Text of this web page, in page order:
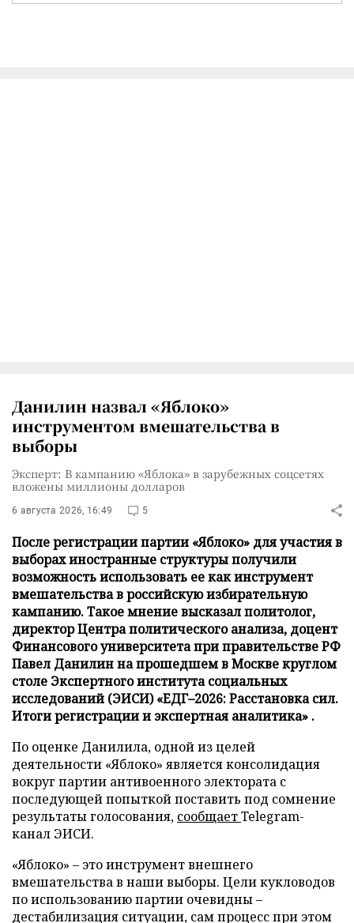
Данилин назвал «Яблоко»
инструментом вмешательства в
выборы
Эксперт: В кампанию «Яблока» в зарубежных соцсетях
вложены миллионы долларов
6 августа 2026, 16:49 5
После регистрации партии «Яблоко» для участия в
выборах иностранные структуры получили
возможность использовать ее как инструмент
вмешательства в российскую избирательную
кампанию. Такое мнение высказал политолог,
директор Центра политического анализа, доцент
Финансового университета при правительстве РФ
Павел Данилин на прошедшем в Москве круглом
столе Экспертного института социальных
исследований (ЭИСИ) «ЕДГ–2026: Расстановка сил.
Итоги регистрации и экспертная аналитика» .
По оценке Данилила, одной из целей
деятельности «Яблоко» является консолидация
вокруг партии антивоенного электората с
последующей попыткой поставить под сомнение
результаты голосования, сообщаетTelegram-
канал ЭИСИ.
«Яблоко» – это инструмент внешнего
вмешательства в наши выборы. Цели кукловодов
по использованию партии очевидны –
дестабилизация ситуации, сам процесс при этом